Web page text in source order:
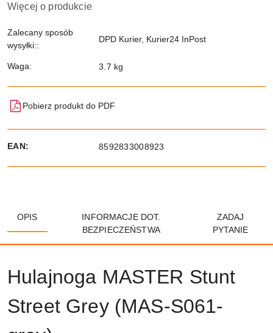
Więcej o produkcie
Zalecany sposób
wysyłki::
DPD Kurier, Kurier24 InPost
Waga: 3.7 kg
Pobierz produkt do PDF
EAN: 8592833008923
OPIS
INFORMACJE DOT.
BEZPIECZEŃSTWA
ZADAJ
PYTANIE
Hulajnoga MASTER Stunt
Street Grey (MAS-S061-